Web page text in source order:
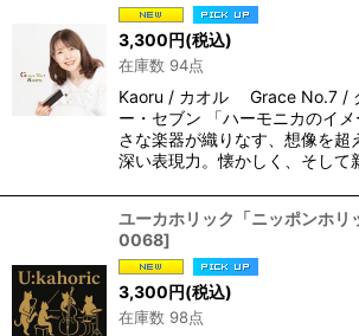
3,300円(税込)
在庫数 94点
Kaoru / カオル Grace No.7 /
ー・セブン 「ハーモニカのイ
さな楽器が織りなす、想像を超
深い表現力。懐かしく、そして
ユーカホリック「ニッポンホリ
0068]
3,300円(税込)
在庫数 98点